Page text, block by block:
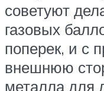
советуют
газовых
поперек, и с
внешнюю
металла для